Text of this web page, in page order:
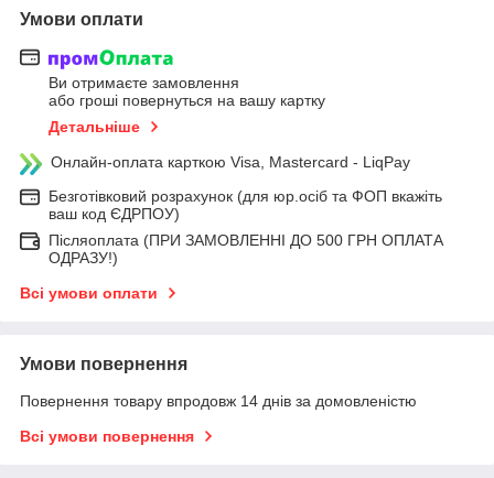
Умови оплати
Ви отримаєте замовлення
або гроші повернуться на вашу картку
Детальніше
Онлайн-оплата карткою Visa, Mastercard - LiqPay
Безготівковий розрахунок (для юр.осіб та ФОП вкажіть
ваш код ЄДРПОУ)
Післяоплата (ПРИ ЗАМОВЛЕННІ ДО 500 ГРН ОПЛАТА
ОДРАЗУ!)
Всі умови оплати
Умови повернення
Повернення товару впродовж 14 днів за домовленістю
Всі умови повернення